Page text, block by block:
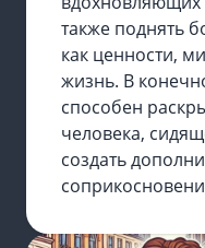
также поднять
как ценности,
жизнь. В
способен
человека,
создать